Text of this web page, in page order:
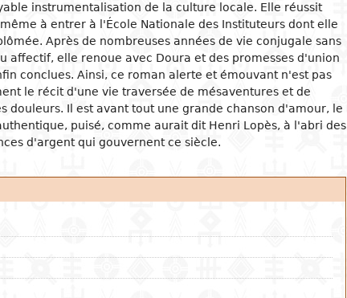
instrumentalisation de la culture locale. Elle réussit
à entrer à l'École Nationale des Instituteurs dont elle
Après de nombreuses années de vie conjugale sans
affectif, elle renoue avec Doura et des promesses d'union
conclues. Ainsi, ce roman alerte et émouvant n'est pas
le récit d'une vie traversée de mésaventures et de
douleurs. Il est avant tout une grande chanson d'amour, le
puisé, comme aurait dit Henri Lopès, à l'abri des
d'argent qui gouvernent ce siècle.
Internal trade
International economic
relations
Economic sectors
law
estate law